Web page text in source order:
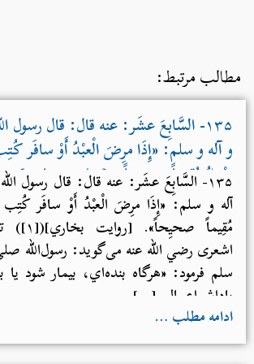
مطالب مرتبط:
۱۳۵- السَّابِعَ عشَر: عنه قال: قال رسول
و آله و سلم: «إِذَا مرِضَ الْعبْدُ أَوْ سافَر
يعْملُ مُقِيماً صحيِحاً». [روایت بخاري]
۱۳۵- السَّابِعَ عشَر: عنه قال: قال رسول الله
آله و سلم: «إِذَا مرِضَ الْعبْدُ أَوْ سافَر كُتِب
مُقِيماً
اشعری رضي الله عنه می‌گوید: رسول‌الله صلی
سلم فرمود: «هرگاه بنده‌اي، بیمار شود يا
پاداش اعمالي […]
ادامه مطلب …